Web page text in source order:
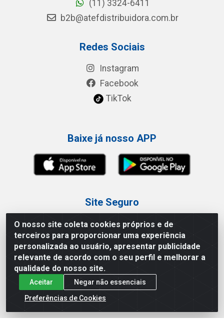
O nosso site coleta cookies próprios e de
terceiros para proporcionar uma experiência
personalizada ao usuário, apresentar publicidade
relevante de acordo com o seu perfil e melhorar a
qualidade do nosso site.
Aceitar
Negar não essenciais
Preferências de Cookies
(11) 3324-6411
b2b@atefdistribuidora.com.br
Redes Sociais
Instagram
Facebook
TikTok
Baixe já nosso APP
Site Seguro
Loja / Showroom
Tel.: (11) 3227-0546
Av Vautier, 587/597 - Pari - São Paulo/SP